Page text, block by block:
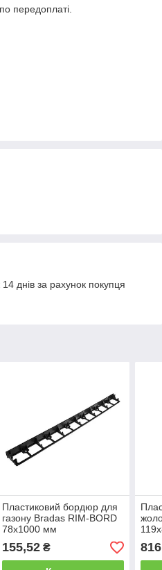
передоплаті.
днів за рахунок покупця
Пластиковий бордюр для
газону Bradas RIM-BORD
78х1000 мм
155,52₴